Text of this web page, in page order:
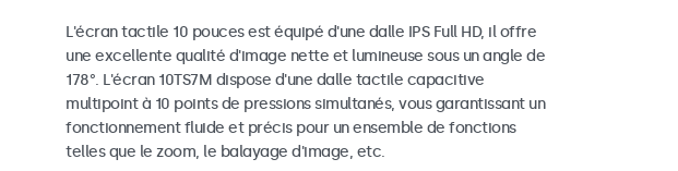
L'écran tactile 10 pouces est équipé d'une dalle IPS Full HD, il offre
une excellente qualité d'image nette et lumineuse sous un angle de
178°. L'écran 10TS7M dispose d'une dalle tactile capacitive
multipoint à 10 points de pressions simultanés, vous garantissant un
fonctionnement fluide et précis pour un ensemble de fonctions
telles que le zoom, le balayage d'image, etc.